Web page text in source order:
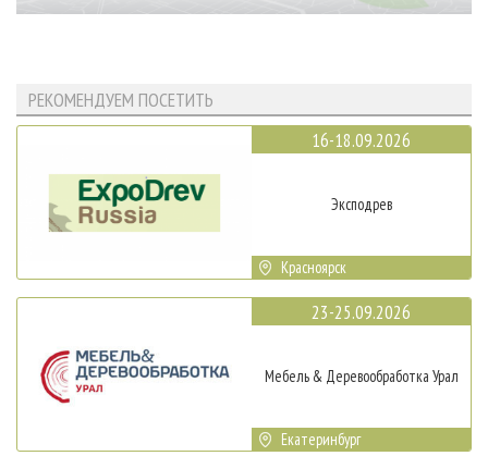
РЕКОМЕНДУЕМ ПОСЕТИТЬ
16-18.09.2026
Эксподрев
Красноярск
23-25.09.2026
Мебель & Деревообработка Урал
Екатеринбург